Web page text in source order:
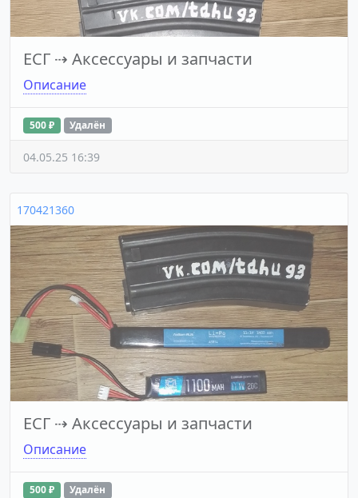
ЕСГ ⇢ Аксессуары и запчасти
Описание
500 ₽ Удалён
04.05.25 16:39
170421360
ЕСГ ⇢ Аксессуары и запчасти
Описание
500 ₽ Удалён